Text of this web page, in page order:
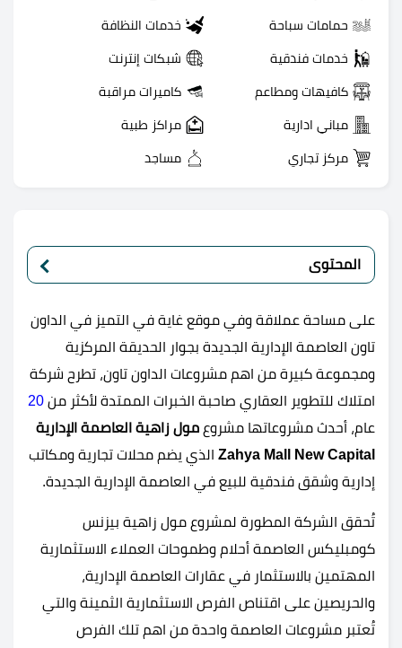
حمامات سباحة خدمات النظافة
خدمات فندقية شبكات إنترنت
كافيهات ومطاعم كاميرات مراقبة
مباني ادارية مراكز طبية
مركز تجاري مساجد
المحتوى
على مساحة عملاقة وفي موقع غاية في التميز في الداون
تاون العاصمة الإدارية الجديدة بجوار الحديقة المركزية
ومجموعة كبيرة من اهم مشروعات الداون تاون، تطرح شركة
امتلاك للتطوير العقاري صاحبة الخبرات الممتدة لأكثر من 20
عام، أحدث مشروعاتها مشروع مول زاهية العاصمة الإدارية
Zahya Mall New Capital الذي يضم محلات تجارية ومكاتب
إدارية وشقق فندقية للبيع في العاصمة الإدارية الجديدة.
تُحقق الشركة المطورة لمشروع مول زاهية بيزنس
كومبليكس العاصمة أحلام وطموحات العملاء الاستثمارية
المهتمين بالاستثمار في عقارات العاصمة الإدارية،
والحريصين على اقتناص الفرص الاستثمارية الثمينة والتي
تُعتبر مشروعات العاصمة واحدة من اهم تلك الفرص